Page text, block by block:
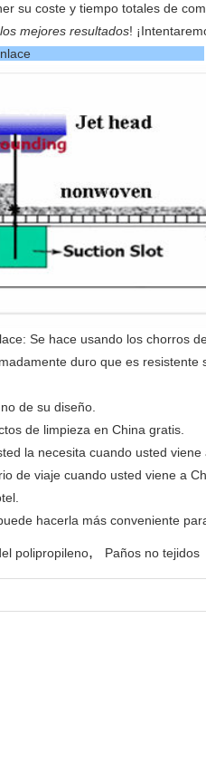
su coste y tiempo totales de
mejores resultados!
de Spunlace
Se hace usando los chorros
duro que es resistente
de su diseño.
de limpieza en China gratis.
la necesita cuando usted
de viaje cuando usted viene a
hacerla más conveniente
polipropileno, Paños no tejidos